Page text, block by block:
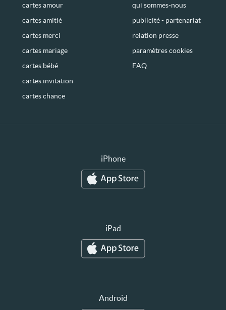
cartes amour
cartes amitié
cartes merci
cartes mariage
cartes bébé
cartes invitation
cartes chance
qui sommes-nous
publicité - partenariat
relation presse
paramètres cookies
FAQ
iPhone
iPad
Android